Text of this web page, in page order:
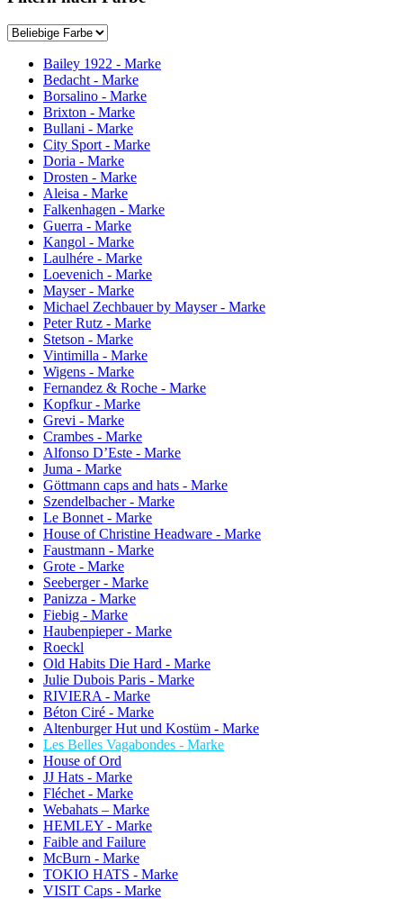
Bailey 1922 - Marke
Bedacht - Marke
Borsalino - Marke
Brixton - Marke
Bullani - Marke
City Sport - Marke
Doria - Marke
Drosten - Marke
Aleisa - Marke
Falkenhagen - Marke
Guerra - Marke
Kangol - Marke
Laulhére - Marke
Loevenich - Marke
Mayser - Marke
Michael Zechbauer by Mayser - Marke
Peter Rutz - Marke
Stetson - Marke
Vintimilla - Marke
Wigens - Marke
Fernandez & Roche - Marke
Kopfkur - Marke
Grevi - Marke
Crambes - Marke
Alfonso D’Este - Marke
Juma - Marke
Göttmann caps and hats - Marke
Szendelbacher - Marke
Le Bonnet - Marke
House of Christine Headware - Marke
Faustmann - Marke
Grote - Marke
Seeberger - Marke
Panizza - Marke
Fiebig - Marke
Haubenpieper - Marke
Roeckl
Old Habits Die Hard - Marke
Julie Dubois Paris - Marke
RIVIERA - Marke
Béton Ciré - Marke
Altenburger Hut und Kostüm - Marke
Les Belles Vagabondes - Marke
House of Ord
JJ Hats - Marke
Fléchet - Marke
Webahats – Marke
HEMLEY - Marke
Faible and Failure
McBurn - Marke
TOKIO HATS - Marke
VISIT Caps - Marke